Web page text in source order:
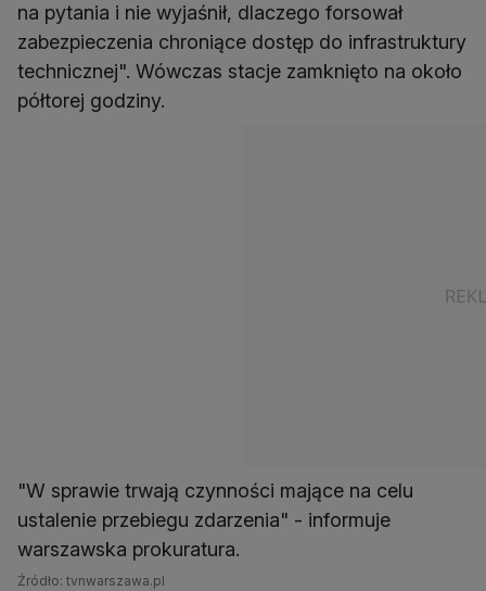
na pytania i nie wyjaśnił, dlaczego forsował
zabezpieczenia chroniące dostęp do infrastruktury
technicznej". Wówczas stacje zamknięto na około
półtorej godziny.
"W sprawie trwają czynności mające na celu
ustalenie przebiegu zdarzenia" - informuje
warszawska prokuratura.
Źródło: tvnwarszawa.pl